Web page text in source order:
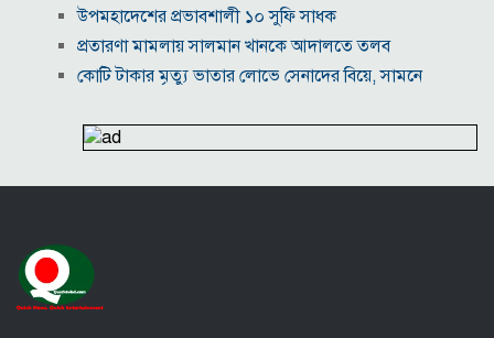
উপমহাদেশের প্রভাবশালী ১০ সুফি সাধক
প্রতারণা মামলায় সালমান খানকে আদালতে তলব
কোটি টাকার মৃত্যু ভাতার লোভে সেনাদের বিয়ে, সামনে
হিরোশিমা-নাগাসাকি হামলার ৮১ বছর: বর্তমান বিশ্বে
পারমাণবিক পরিস্থিতি কি?
বাংলাদেশি টাকায় আজকের মুদ্রা বিনিময় হার
বিতর্কিত প্রস্তাবের জন্য ক্ষমা চাইলেন ফিফা সভাপতি
ইরান-ওমান আলোচনা ঘিরে বিশ্ববাজারে কমল জ্বালানি